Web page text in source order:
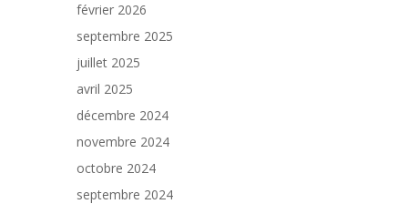
février 2026
septembre 2025
juillet 2025
avril 2025
décembre 2024
novembre 2024
octobre 2024
septembre 2024